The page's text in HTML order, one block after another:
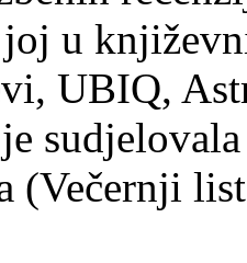
u
UBIQ,
(Večernji